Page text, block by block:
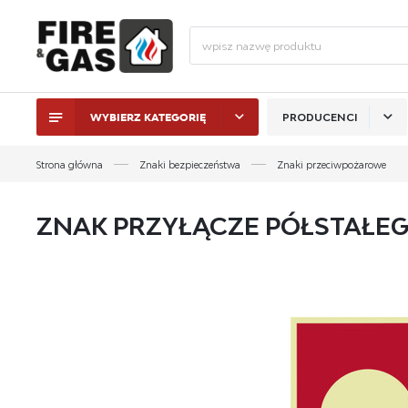
WYBIERZ KATEGORIĘ PRODUCENCI
Strona główna Znaki bezpieczeństwa Znaki przeciwpożarowe
ZNAK PRZYŁĄCZE